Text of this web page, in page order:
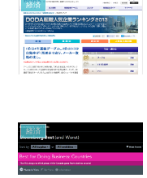
経済
経済